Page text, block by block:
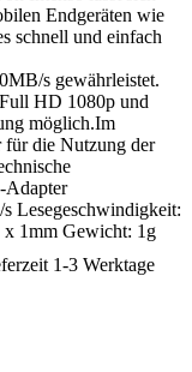
Endgeräten wie
schnell und einfach
s gewährleistet.
HD 1080p und
möglich.Im
die Nutzung der
Adapter
Lesegeschwindigkeit:
x 1mm Gewicht: 1g
1-3 Werktage